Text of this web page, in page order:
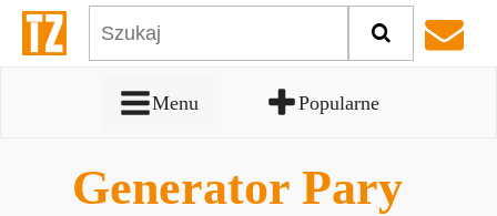
Menu Popularne
Generator Pary